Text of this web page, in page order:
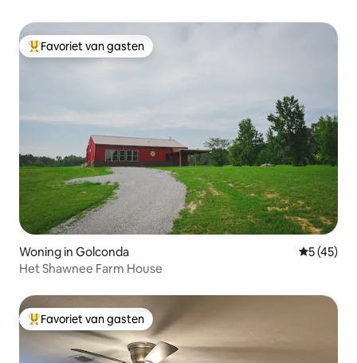
Topfavoriet van gasten
Favoriet van gasten
Woning in Golconda
5 (45)
Het Shawnee Farm House
Topfavoriet van gasten
Favoriet van gasten